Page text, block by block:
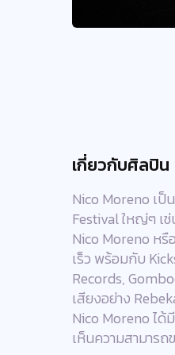
เกี่ยวกับศิลปิน
Nico Moreno เป็
Festival ใหญ่ๆ เ
Nico Moreno หรื
เร็ว พร้อมกับ
Records,
เสียงอย่าง
Nico Moreno ได้
เห็นความสามารถ